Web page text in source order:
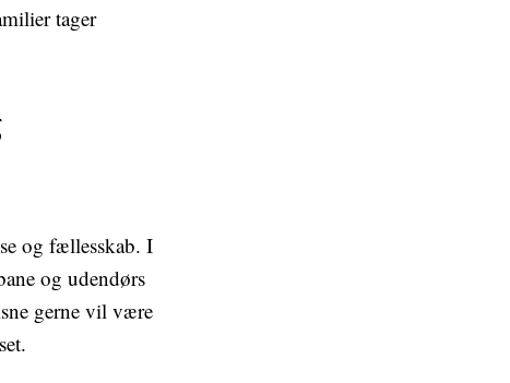
tager
og fællesskab. I
og udendørs
gerne vil være